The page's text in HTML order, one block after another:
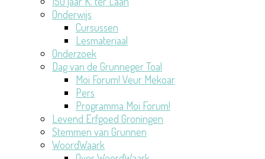
Onderwijs
Cursussen
Lesmateriaal
Onderzoek
Dag van de Grunneger Toal
Moi Forum! Veur Mekoar
Pers
Programma Moi Forum!
Levend Erfgoed Groningen
Stemmen van Grunnen
WoordWaark